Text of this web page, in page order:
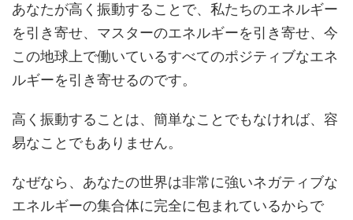
あなたが高く振動することで、私たちのエネルギー
を引き寄せ、マスターのエネルギーを引き寄せ、今
この地球上で働いているすべてのポジティブなエネ
ルギーを引き寄せるのです。
高く振動することは、簡単なことでもなければ、容
易なことでもありません。
なぜなら、あなたの世界は非常に強いネガティブな
エネルギーの集合体に完全に包まれているからで